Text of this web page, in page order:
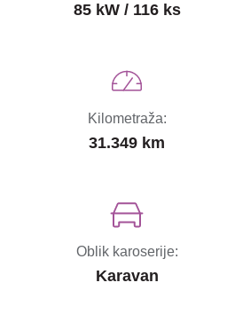
85 kW / 116 ks
Kilometraža:
31.349 km
Oblik karoserije:
Karavan